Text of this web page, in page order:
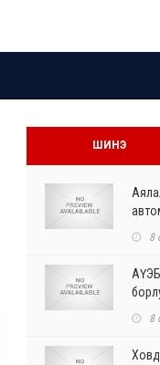
ШИНЭ
8
8
Ховд